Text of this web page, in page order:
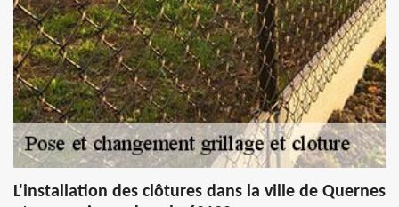
L'installation des clôtures dans la ville de Quernes